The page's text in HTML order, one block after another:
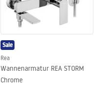
Sale
Rea
Wannenarmatur REA STORM
Chrome